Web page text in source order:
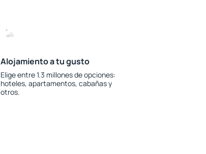
Alojamiento a tu gusto
Elige entre 1.3 millones de opciones:
hoteles, apartamentos, cabañas y
otros.